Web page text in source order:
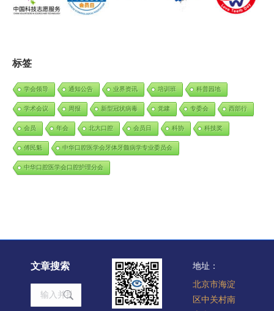
标签
学会领导 通知公告 业界资讯 培训班 科普园地
学术会议 周报 新型冠状病毒 党建 专委会 西部行
会员 年会 北大口腔 会员日 科协 科技奖
傅民魁 中华口腔医学会牙体牙髓病学专业委员会
中华口腔医学会口腔护理分会
文章搜索
Search:
地址：
北京市海淀
区中关村南